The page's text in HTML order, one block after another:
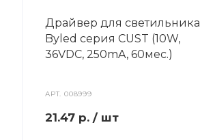
Драйвер для светильника
Byled серия CUST (10W,
36VDC, 250mA, 60мес.)
АРТ.008999
21.47 р. / шт